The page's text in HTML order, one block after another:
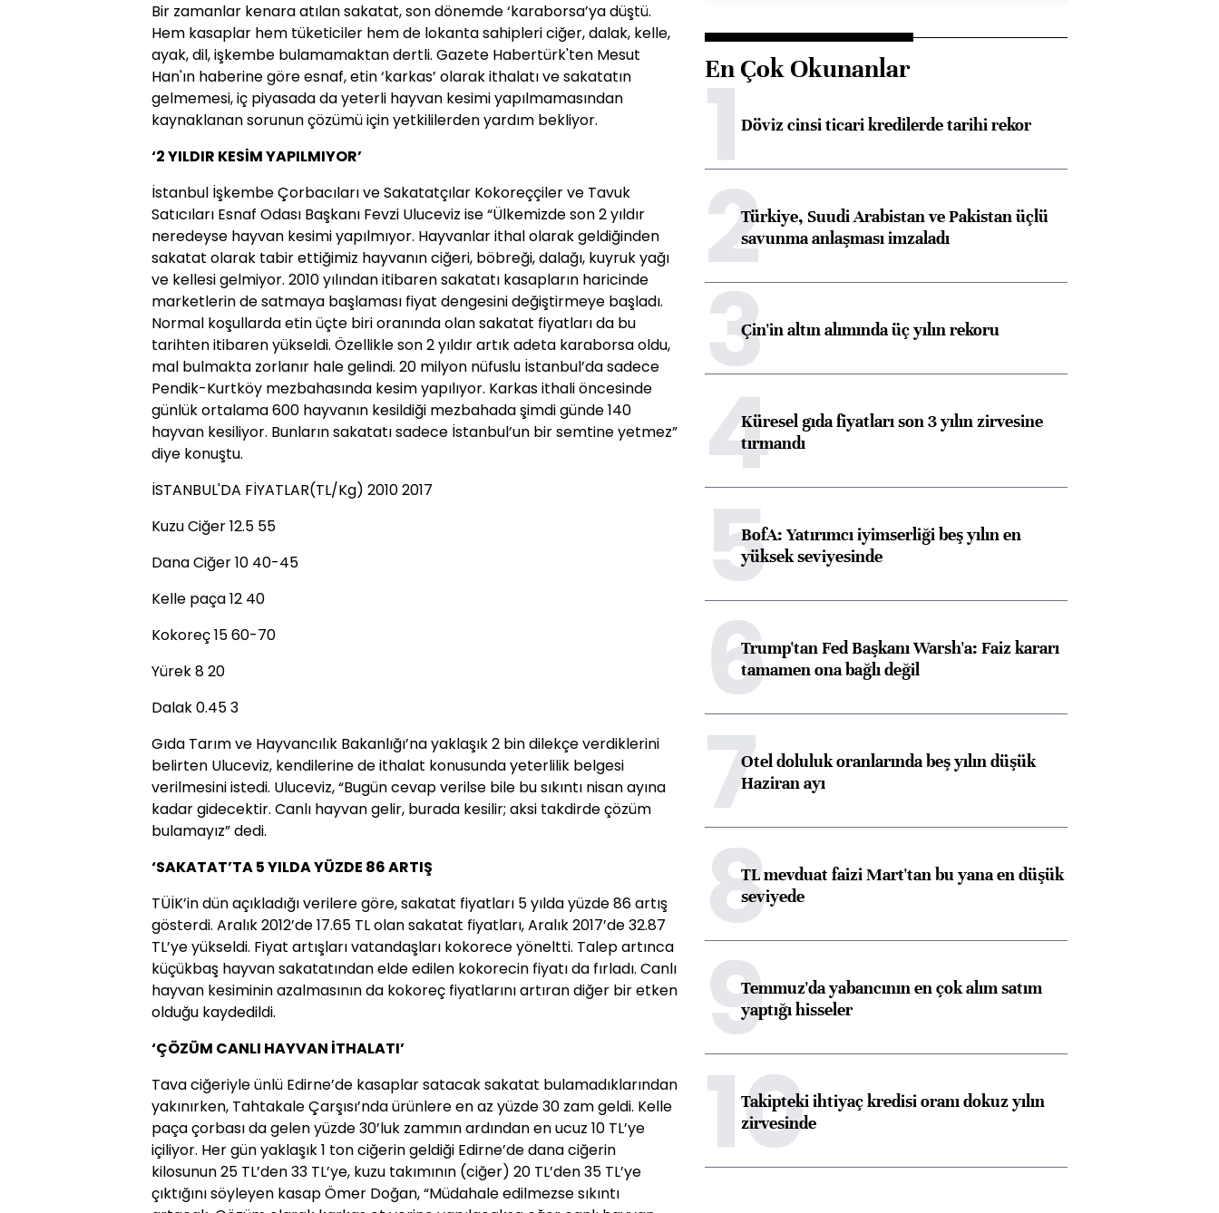
Bir zamanlar kenara atılan sakatat, son dönemde ‘karaborsa’ya düştü.
Hem kasaplar hem tüketiciler hem de lokanta sahipleri ciğer, dalak, kelle,
ayak, dil, işkembe bulamamaktan dertli. Gazete Habertürk'ten Mesut
Han'ın haberine göre esnaf, etin ‘karkas’ olarak ithalatı ve sakatatın
gelmemesi, iç piyasada da yeterli hayvan kesimi yapılmamasından
kaynaklanan sorunun çözümü için yetkililerden yardım bekliyor.
‘2 YILDIR KESİM YAPILMIYOR’
İstanbul İşkembe Çorbacıları ve Sakatatçılar Kokoreççiler ve Tavuk
Satıcıları Esnaf Odası Başkanı Fevzi Uluceviz ise “Ülkemizde son 2 yıldır
neredeyse hayvan kesimi yapılmıyor. Hayvanlar ithal olarak geldiğinden
sakatat olarak tabir ettiğimiz hayvanın ciğeri, böbreği, dalağı, kuyruk yağı
ve kellesi gelmiyor. 2010 yılından itibaren sakatatı kasapların haricinde
marketlerin de satmaya başlaması fiyat dengesini değiştirmeye başladı.
Normal koşullarda etin üçte biri oranında olan sakatat fiyatları da bu
tarihten itibaren yükseldi. Özellikle son 2 yıldır artık adeta karaborsa oldu,
mal bulmakta zorlanır hale gelindi. 20 milyon nüfuslu İstanbul’da sadece
Pendik-Kurtköy mezbahasında kesim yapılıyor. Karkas ithali öncesinde
günlük ortalama 600 hayvanın kesildiği mezbahada şimdi günde 140
hayvan kesiliyor. Bunların sakatatı sadece İstanbul’un bir semtine yetmez”
diye konuştu.
İSTANBUL'DA FİYATLAR(TL/Kg) 2010 2017
Kuzu Ciğer 12.5 55
Dana Ciğer 10 40-45
Kelle paça 12 40
Kokoreç 15 60-70
Yürek 8 20
Dalak 0.45 3
Gıda Tarım ve Hayvancılık Bakanlığı’na yaklaşık 2 bin dilekçe verdiklerini
belirten Uluceviz, kendilerine de ithalat konusunda yeterlilik belgesi
verilmesini istedi. Uluceviz, “Bugün cevap verilse bile bu sıkıntı nisan ayına
kadar gidecektir. Canlı hayvan gelir, burada kesilir; aksi takdirde çözüm
bulamayız” dedi.
‘SAKATAT’TA 5 YILDA YÜZDE 86 ARTIŞ
TÜİK’in dün açıkladığı verilere göre, sakatat fiyatları 5 yılda yüzde 86 artış
gösterdi. Aralık 2012’de 17.65 TL olan sakatat fiyatları, Aralık 2017’de 32.87
TL’ye yükseldi. Fiyat artışları vatandaşları kokorece yöneltti. Talep artınca
küçükbaş hayvan sakatatından elde edilen kokorecin fiyatı da fırladı. Canlı
hayvan kesiminin azalmasının da kokoreç fiyatlarını artıran diğer bir etken
olduğu kaydedildi.
‘ÇÖZÜM CANLI HAYVAN İTHALATI’
Tava ciğeriyle ünlü Edirne’de kasaplar satacak sakatat bulamadıklarından
yakınırken, Tahtakale Çarşısı’nda ürünlere en az yüzde 30 zam geldi. Kelle
paça çorbası da gelen yüzde 30’luk zammın ardından en ucuz 10 TL’ye
içiliyor. Her gün yaklaşık 1 ton ciğerin geldiği Edirne’de dana ciğerin
kilosunun 25 TL’den 33 TL’ye, kuzu takımının (ciğer) 20 TL’den 35 TL’ye
çıktığını söyleyen kasap Ömer Doğan, “Müdahale edilmezse sıkıntı
En Çok Okunanlar
1Döviz cinsi ticari kredilerde tarihi rekor
2Türkiye, Suudi Arabistan ve Pakistan üçlü
savunma anlaşması imzaladı
3Çin'in altın alımında üç yılın rekoru
4Küresel gıda fiyatları son 3 yılın zirvesine
tırmandı
5BofA: Yatırımcı iyimserliği beş yılın en
yüksek seviyesinde
6Trump'tan Fed Başkanı Warsh'a: Faiz kararı
tamamen ona bağlı değil
7Otel doluluk oranlarında beş yılın düşük
Haziran ayı
8TL mevduat faizi Mart'tan bu yana en düşük
seviyede
9Temmuz'da yabancının en çok alım satım
yaptığı hisseler
10
Takipteki ihtiyaç kredisi oranı dokuz yılın
zirvesinde